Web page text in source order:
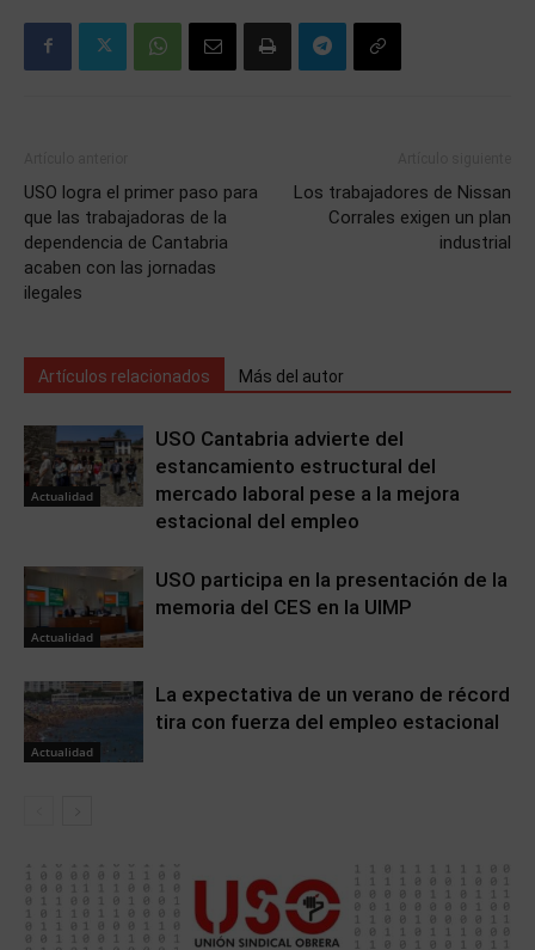
USO logra el primer paso para
que las trabajadoras de la
dependencia de Cantabria
acaben con las jornadas
ilegales
Los trabajadores de Nissan
Corrales exigen un plan
industrial
Artículos relacionados Más del autor
Actualidad
USO Cantabria advierte del
estancamiento estructural del
mercado laboral pese a la mejora
estacional del empleo
Actualidad
USO participa en la presentación de la
memoria del CES en la UIMP
Actualidad
La expectativa de un verano de récord
tira con fuerza del empleo estacional